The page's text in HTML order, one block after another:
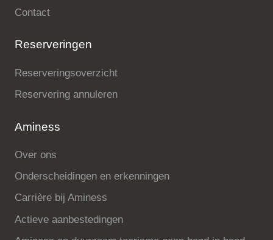
Contact
Reserveringen
Reserveringsoverzicht
Reservering annuleren
Aminess
Over ons
Onderscheidingen en erkenningen
Carrière bij Aminess
Actieve aanbestedingen